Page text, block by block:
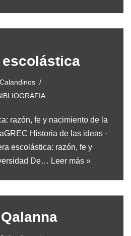
razón, fe y nacimiento de la
Historia de las ideas ·
escolástica: razón, fe y
De… Leer más »